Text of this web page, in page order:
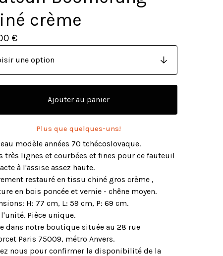
crème
€
Ajouter au panier
Plus que quelques-uns!
modèle années 70 tchécoslovaque.
très lignes et courbées et fines pour ce fauteuil
à l'assise assez haute.
restauré en tissu chiné gros crème ,
en bois poncée et vernie - chêne moyen.
H: 77 cm, L: 59 cm, P: 69 cm.
l'unité. Pièce unique.
dans notre boutique située au 28 rue
Paris 75009, métro Anvers.
nous pour confirmer la disponibilité de la